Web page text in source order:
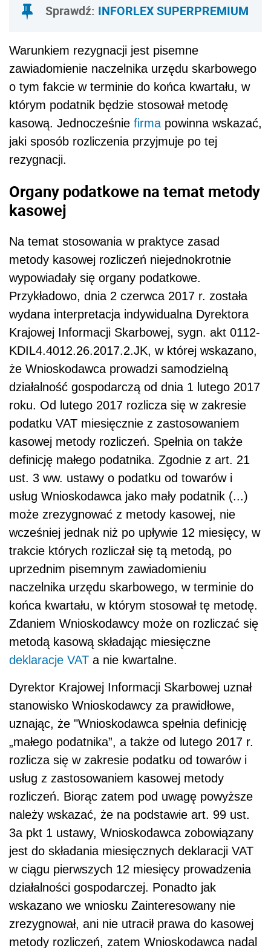
Sprawdź: INFORLEX SUPERPREMIUM
Warunkiem rezygnacji jest pisemne
zawiadomienie naczelnika urzędu skarbowego
o tym fakcie w terminie do końca kwartału, w
którym podatnik będzie stosował metodę
kasową. Jednocześnie firma powinna wskazać,
jaki sposób rozliczenia przyjmuje po tej
rezygnacji.
Organy podatkowe na temat metody
kasowej
Na temat stosowania w praktyce zasad
metody kasowej rozliczeń niejednokrotnie
wypowiadały się organy podatkowe.
Przykładowo, dnia 2 czerwca 2017 r. została
wydana interpretacja indywidualna Dyrektora
Krajowej Informacji Skarbowej, sygn. akt 0112-
KDIL4.4012.26.2017.2.JK, w której wskazano,
że Wnioskodawca prowadzi samodzielną
działalność gospodarczą od dnia 1 lutego 2017
roku. Od lutego 2017 rozlicza się w zakresie
podatku VAT miesięcznie z zastosowaniem
kasowej metody rozliczeń. Spełnia on także
definicję małego podatnika. Zgodnie z art. 21
ust. 3 ww. ustawy o podatku od towarów i
usług Wnioskodawca jako mały podatnik (...)
może zrezygnować z metody kasowej, nie
wcześniej jednak niż po upływie 12 miesięcy, w
trakcie których rozliczał się tą metodą, po
uprzednim pisemnym zawiadomieniu
naczelnika urzędu skarbowego, w terminie do
końca kwartału, w którym stosował tę metodę.
Zdaniem Wnioskodawcy może on rozliczać się
metodą kasową składając miesięczne
deklaracje VAT a nie kwartalne.
Dyrektor Krajowej Informacji Skarbowej uznał
stanowisko Wnioskodawcy za prawidłowe,
uznając, że "Wnioskodawca spełnia definicję
„małego podatnika”, a także od lutego 2017 r.
rozlicza się w zakresie podatku od towarów i
usług z zastosowaniem kasowej metody
rozliczeń. Biorąc zatem pod uwagę powyższe
należy wskazać, że na podstawie art. 99 ust.
3a pkt 1 ustawy, Wnioskodawca zobowiązany
jest do składania miesięcznych deklaracji VAT
w ciągu pierwszych 12 miesięcy prowadzenia
działalności gospodarczej. Ponadto jak
wskazano we wniosku Zainteresowany nie
zrezygnował, ani nie utracił prawa do kasowej
metody rozliczeń, zatem Wnioskodawca nadal